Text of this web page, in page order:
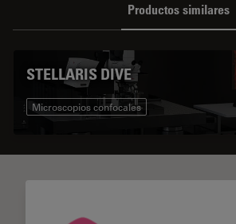
Productos similares
STELLARIS DIVE
Microscopios confocales